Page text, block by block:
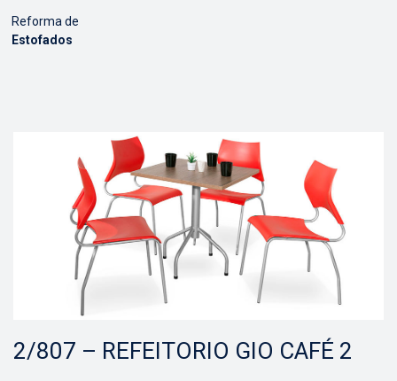
Reforma de
Estofados
2/807 – REFEITORIO GIO CAFÉ 2